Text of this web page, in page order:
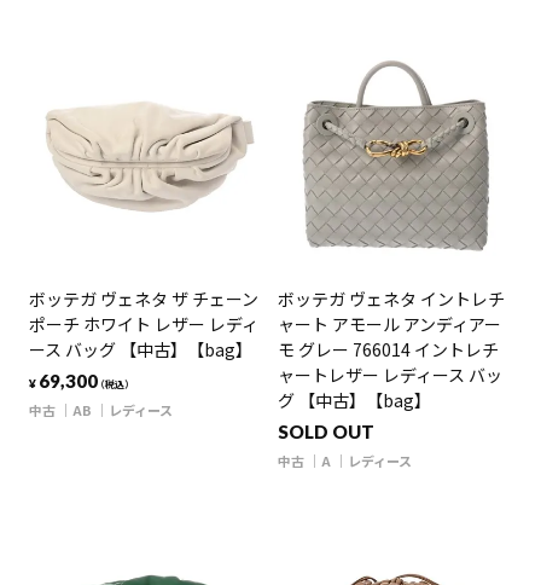
ボッテガ ヴェネタ ザ チェーン
ポーチ ホワイト レザー レディ
ース バッグ 【中古】【bag】
¥ 69,300（税込）
中古 AB レディース
ボッテガ ヴェネタ イントレチ
ャート アモール アンディアー
モ グレー 766014 イントレチ
ャートレザー レディース バッ
グ 【中古】【bag】
SOLD OUT
中古 A レディース